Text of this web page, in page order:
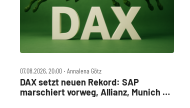
07.08.2026, 20:00 ‧ Annalena Götz
DAX setzt neuen Rekord: SAP
marschiert vorweg, Allianz, Munich Re